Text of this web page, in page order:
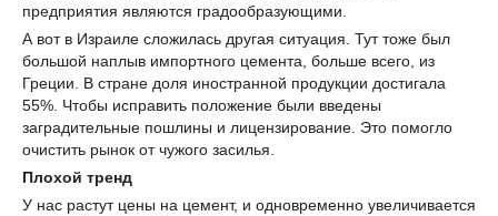
предприятия являются градообразующими.
А вот в Израиле сложилась другая ситуация. Тут тоже был
большой наплыв импортного цемента, больше всего, из
Греции. В стране доля иностранной продукции достигала
55%. Чтобы исправить положение были введены
заградительные пошлины и лицензирование. Это помогло
очистить рынок от чужого засилья.
Плохой тренд
У нас растут цены на цемент, и одновременно увеличивается